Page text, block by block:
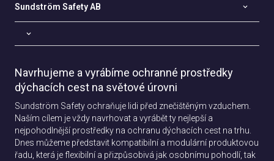
Sundström Safety AB
Navrhujeme a vyrábíme ochranné prostředky
dýchacích cest na světové úrovni
Sundström Safety ochraňuje lidi před znečištěným vzduchem.
Naším cílem je vždy navrhovat a vyrábět ty nejlepší a
nejpohodlnější prostředky na ochranu dýchacích cest na trhu.
Dnes můžeme představit kompatibilní a modulární produktovou
řadu, která je flexibilní a přizpůsobivá jak osobnímu pohodlí, tak